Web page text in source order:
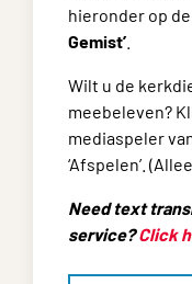
hieronder op
Gemist’
Wilt u de
meebeleven?
mediaspeler
‘Afspelen’.
Need text
service?Click